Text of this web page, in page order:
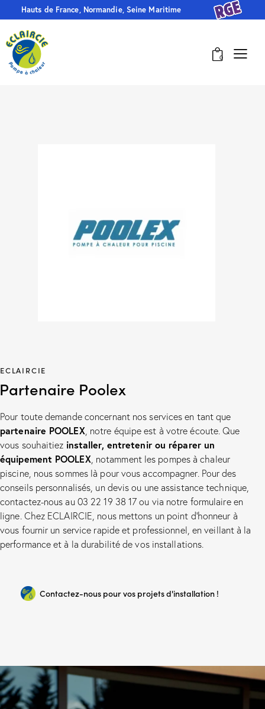
Hauts de France, Normandie, Seine Maritime
0
ECLAIRCIE
Partenaire Poolex
Pour toute demande concernant nos services en tant que
partenaire POOLEX, notre équipe est à votre écoute. Que
vous souhaitiez installer, entretenir ou réparer un
équipement POOLEX, notamment les pompes à chaleur
piscine, nous sommes là pour vous accompagner. Pour des
conseils personnalisés, un devis ou une assistance technique,
contactez-nous au 03 22 19 38 17 ou via notre formulaire en
ligne. Chez ECLAIRCIE, nous mettons un point d’honneur à
vous fournir un service rapide et professionnel, en veillant à la
performance et à la durabilité de vos installations.
Contactez-nous pour vos projets d'installation !